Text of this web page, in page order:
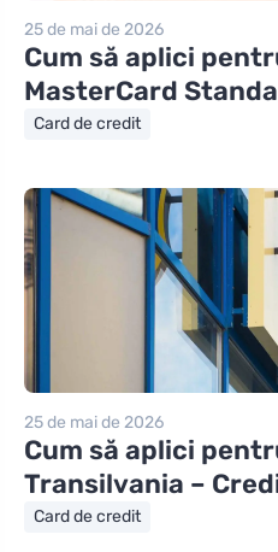
25 de mai de 2026
Cum să aplici
MasterCard
Card de credit
25 de mai de 2026
Cum să aplici
Transilvania –
Card de credit